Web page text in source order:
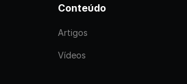
Conteúdo
Artigos
Vídeos